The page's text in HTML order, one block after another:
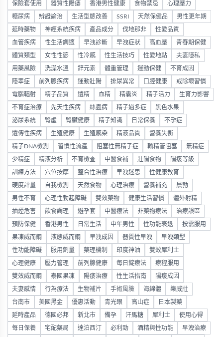
保險套使用 器質性陽痿 香港男性健康 食物禁忌 心理壓力
糖尿病 辨證論治 生活型態改善 SSRI 天然保健品 男性更年期
延時藥物 神經系統疾病 產品成分 伐地那非 性愛品質
血管疾病 性生活調適 早洩診斷 早洩症狀 高血壓 青春期保健
體質類型 女性性慾 性冷感 性生活技巧 性愛地點 夫妻隱私
用藥風險 洗澡水溫 鋅元素 體重管理 運動保健 不育成因
隱睾症 前列腺疾病 運動壯陽 排尿異常 口腔健康 戒除壞習慣
電腦輻射 精子品質 遺精 血精 精囊炎 精子活力 生育力影響
不育症治療 先天性疾病 絲蟲病 精子過多症 黑色水果
泌尿系統 腎虛 腎臟健康 精子知識 日常保養 不孕症
遺傳性疾病 生殖健康 生殖感染 精液品質 營養失衡
精子DNA檢測 習慣性流產 阻塞性無精子症 輸精管阻塞 無精症
少精症 精液分析 不育檢查 中醫食補 壯陽食物 陽痿等級
訓練方法 穴位按摩 整合性治療 早洩迷思 性健康教育
硬度評量 自我檢測 天然食物 心理治療 營養補充 晨勃
男性不育 心理性勃起障礙 雙效藥物 健康生活習慣 體外射精
抽煙危害 飲食調理 避孕套 中醫療法 非藥物療法 治療誤區
預防保健 香港男性 日常生活 中年男性 性功能衰退 按需服用
果凍威而鋼 液態威而鋼 早洩成因 器質性早洩 早洩類型
性功能障礙 服用劑量 藥理機制 印度神油 雙效犀利士
心理健康 壓力管理 前列腺健康 每日錠療法 療程服用
雙效威而鋼 泰國果凍 陽痿治療 性生活指南 陽痿成因
夫妻感情 行為療法 生物補片 手術風險 海綿體 樂威壯
台南市 美國黑金 優惠活動 青光眼 高山症 日本製藥
延時產品 德國必邦 新北市 備孕 汗馬糖 犀利士 使用心得
每日保養 宅配藥局 達泊西汀 必利勁 酒精與性功能 早洩治療